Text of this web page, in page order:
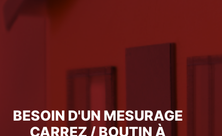
BESOIN D'UN MESURAGE
CARREZ / BOUTIN À